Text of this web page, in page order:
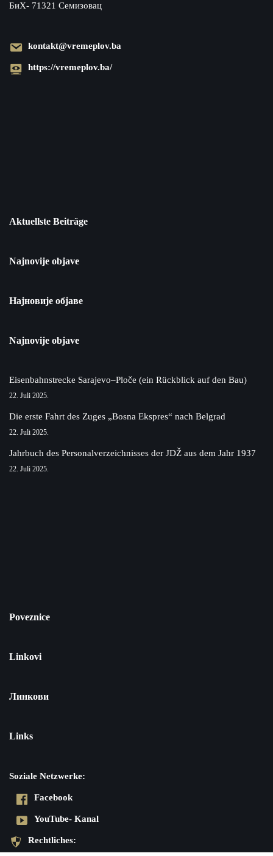
БиХ- 71321 Семизовац
kontakt@vremeplov.ba
https://vremeplov.ba/
Aktuellste Beiträge
Najnovije objave
Најновије објаве
Najnovije objave
Eisenbahnstrecke Sarajevo–Ploče (ein Rückblick auf den Bau)
22. Juli 2025.
Die erste Fahrt des Zuges „Bosna Ekspres“ nach Belgrad
22. Juli 2025.
Jahrbuch des Personalverzeichnisses der JDŽ aus dem Jahr 1937
22. Juli 2025.
Poveznice
Linkovi
Линкови
Links
Soziale Netzwerke:
Facebook
YouTube- Kanal
Rechtliches: